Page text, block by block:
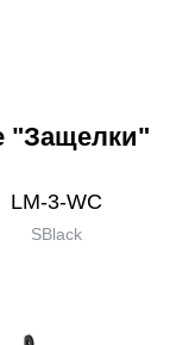
"Защелки"
LM-3-WC
SBlack